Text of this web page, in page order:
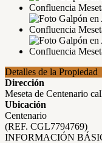
Detalles de la Propiedad
Dirección
Meseta de Centenario
Ubicación
Centenario
(REF. CGL7794769)
INFORMACIÓN